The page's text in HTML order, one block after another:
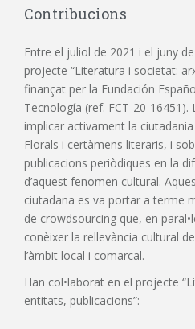
Contribucions
Entre el juliol de 2021 i el juny
projecte “Literatura i societat:
finançat per la Fundación
Tecnología (ref. FCT-20-16451).
implicar activament la
Florals i certàmens literaris, i
publicacions periòdiques en la
d’aquest fenomen cultural.
ciutadana es va portar a terme
de crowdsourcing que, en
conèixer la rellevància cultural
l’àmbit local i comarcal.
Han col•laborat en el projecte
entitats, publicacions”: